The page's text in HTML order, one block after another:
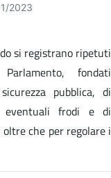
2023
si registrano ripetuti
fondati
pubblica, di
eventuali frodi e di
che per regolare i